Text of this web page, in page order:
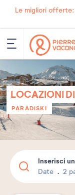
Le migliori
LOCAZIONI
PARADISKI
Inserisci
Date 2